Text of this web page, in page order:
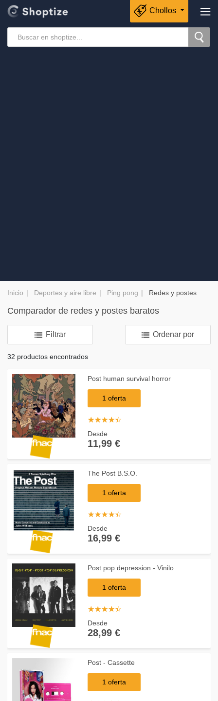
Chollos
Inicio Deportes y aire libre Ping pong Redes y postes
Comparador de redes y postes baratos
Filtrar Ordenar por
32 productos encontrados
Post human survival horror
1 oferta
☆☆☆☆☆
★★★★★
Desde
11,99 €
The Post B.S.O.
1 oferta
☆☆☆☆☆
★★★★★
Desde
16,99 €
Post pop depression - Vinilo
1 oferta
☆☆☆☆☆
★★★★★
Desde
28,99 €
Post - Cassette
1 oferta